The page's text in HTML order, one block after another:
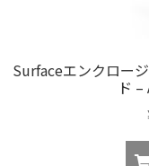
Surfaceエンクロー
ド